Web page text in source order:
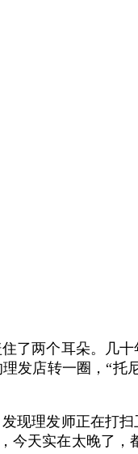
了两个耳朵。几
发店转一圈，“托
现理发师正在打扫
今天实在太晚了，